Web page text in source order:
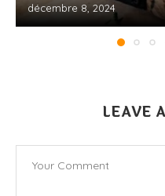
décembre 8, 2024
LEAVE